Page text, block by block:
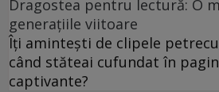
Dragostea pentru lectură: O
generațiile viitoare
Îți amintești de clipele
când stăteai cufundat în
captivante?